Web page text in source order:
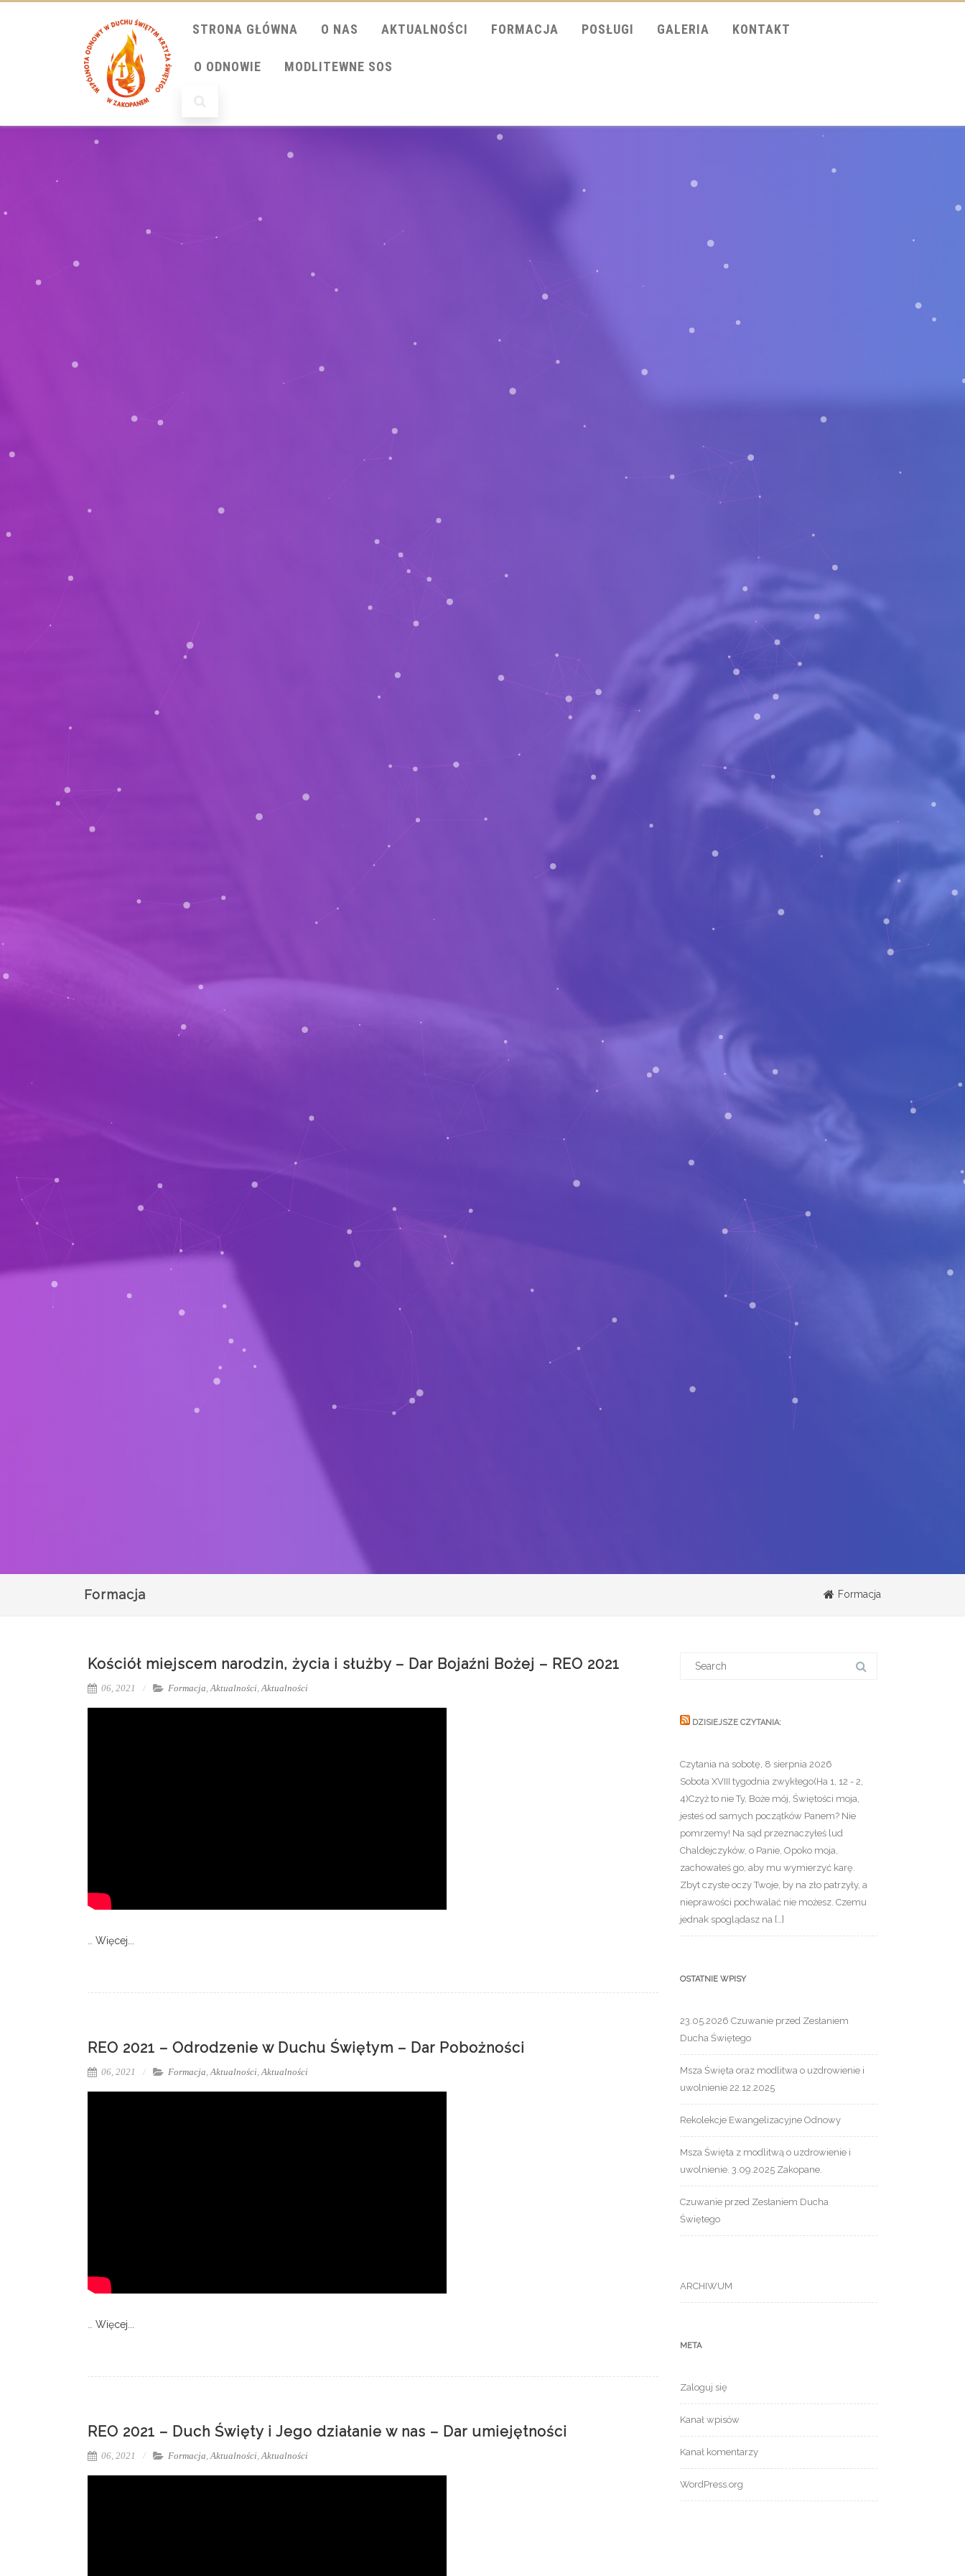
STRONA GŁÓWNA O NAS AKTUALNOŚCI FORMACJA POSŁUGI GALERIA KONTAKT
O ODNOWIE MODLITEWNE SOS
Formacja Formacja
Kościół miejscem narodzin, życia i służby – Dar Bojaźni Bożej – REO 2021
06, 2021 Formacja,Aktualności,Aktualności
Więcej...
REO 2021 – Odrodzenie w Duchu Świętym – Dar Pobożności
06, 2021 Formacja,Aktualności,Aktualności
Więcej...
REO 2021 – Duch Święty i Jego działanie w nas – Dar umiejętności
06, 2021 Formacja,Aktualności,Aktualności
DZISIEJSZE CZYTANIA:
Czytania na sobotę, 8 sierpnia 2026
Sobota XVIII tygodnia zwykłego(Ha 1, 12 - 2,
4)Czyż to nie Ty, Boże mój, Świętości moja,
jesteś od samych początków Panem? Nie
pomrzemy! Na sąd przeznaczyłeś lud
Chaldejczyków, o Panie, Opoko moja,
zachowałeś go, aby mu wymierzyć karę.
Zbyt czyste oczy Twoje, by na zło patrzyły, a
nieprawości pochwalać nie możesz. Czemu
jednak spoglądasz na […]
OSTATNIE WPISY
23.05.2026 Czuwanie przed Zesłaniem
Ducha Świętego
Msza Święta oraz modlitwa o uzdrowienie i
uwolnienie 22.12.2025
Rekolekcje Ewangelizacyjne Odnowy
Msza Święta z modlitwą o uzdrowienie i
uwolnienie. 3.09.2025 Zakopane.
Czuwanie przed Zesłaniem Ducha
Świętego
ARCHIWUM
META
Zaloguj się
Kanał wpisów
Kanał komentarzy
WordPress.org